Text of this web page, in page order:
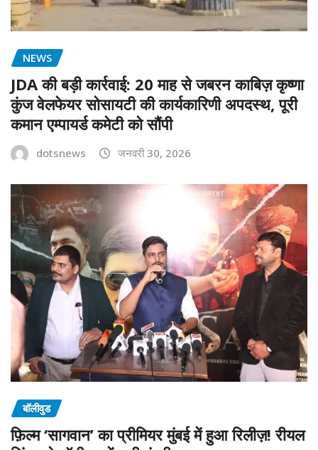
NEWS
JDA की बड़ी कार्रवाई: 20 माह से जबरन काबिज़ कृष्णा
कुंज वेलफेयर सोसायटी की कार्यकारिणी अपदस्थ, पूरी
कमान एम्पायर्ड कमेटी को सौंपी
dotsnews जनवरी 30, 2026
बॉलीवुड
फ़िल्म ‘सागवान’ का प्रीमियर मुंबई में हुआ रिलीज़! रीयल